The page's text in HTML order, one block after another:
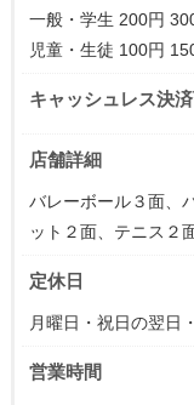
一般・学生 200円
児童・生徒 100円
キャッシュレス決
店舗詳細
バレーボール３面、
ット２面、テニス２
定休日
月曜日・祝日の翌日
営業時間